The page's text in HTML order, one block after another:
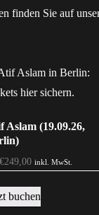
finden Sie auf
Aslam (19.09.26,
€249,00 inkl. MwSt.
buchen